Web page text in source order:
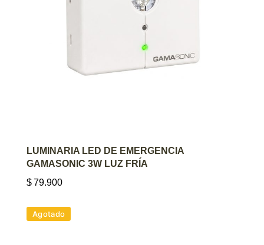
AGREGAR AL CARRITO
LUMINARIA LED DE EMERGENCIA
GAMASONIC 3W LUZ FRÍA
$79.900
Agotado